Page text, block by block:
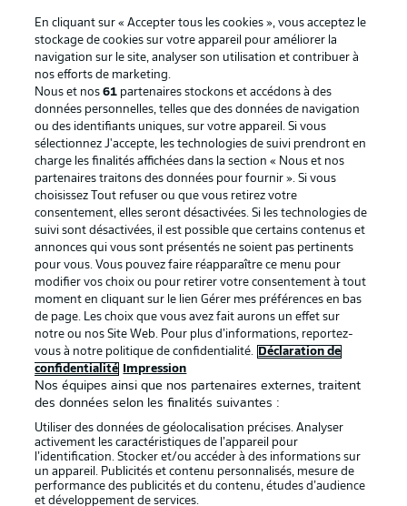
La publicité Conditions d’utilisation des
Mentions Légales Gérer mes préférences
Déclaration de
confidentialité
Diffuseurs
Travaux Contact
Impression Joueurs
En cliquant sur « Accepter tous les cookies », vous acceptez le
stockage de cookies sur votre appareil pour améliorer la
navigation sur le site, analyser son utilisation et contribuer à
nos efforts de marketing.
Nous et nos61 partenaires stockons et accédons à des
données personnelles, telles que des données de navigation
ou des identifiants uniques, sur votre appareil. Si vous
sélectionnez J'accepte, les technologies de suivi prendront en
charge les finalités affichées dans la section « Nous et nos
partenaires traitons des données pour fournir ». Si vous
choisissez Tout refuser ou que vous retirez votre
consentement, elles seront désactivées. Si les technologies de
suivi sont désactivées, il est possible que certains contenus et
annonces qui vous sont présentés ne soient pas pertinents
pour vous. Vous pouvez faire réapparaître ce menu pour
modifier vos choix ou pour retirer votre consentement à tout
moment en cliquant sur le lien Gérer mes préférences en bas
de page. Les choix que vous avez fait aurons un effet sur
notre ou nos Site Web. Pour plus d’informations, reportez-
vous à notre politique de confidentialité.
Déclaration de
confidentialité
Impression
Nos équipes ainsi que nos partenaires externes, traitent
des données selon les finalités suivantes :
Utiliser des données de géolocalisation précises. Analyser
activement les caractéristiques de l’appareil pour
l’identification. Stocker et/ou accéder à des informations sur
un appareil. Publicités et contenu personnalisés, mesure de
performance des publicités et du contenu, études d’audience
et développement de services.